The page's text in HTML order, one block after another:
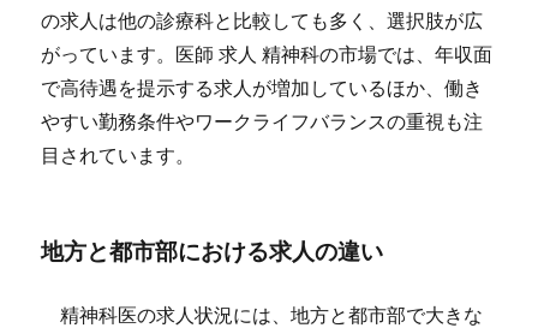
の求人は他の診療科と比較しても多く、選択肢が広
がっています。医師 求人 精神科の市場では、年収面
で高待遇を提示する求人が増加しているほか、働き
やすい勤務条件やワークライフバランスの重視も注
目されています。
地方と都市部における求人の違い
精神科医の求人状況には、地方と都市部で大きな